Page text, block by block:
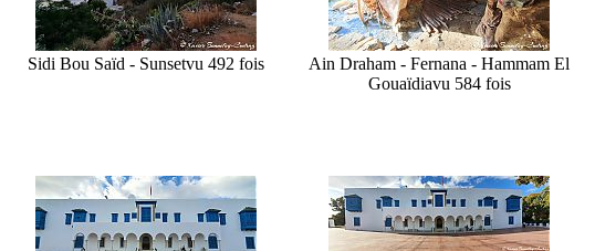
Sidi Bou Saïd - Sunsetvu 492 fois
Ain Draham - Fernana - Hammam El
Gouaïdiavu 584 fois